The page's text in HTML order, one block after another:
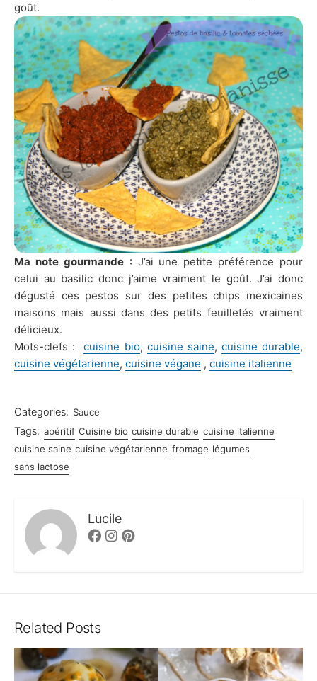
goût.
Ma note gourmande: J’ai une petite préférence pour
celui au basilic donc j’aime vraiment le goût. J’ai donc
dégusté ces pestos sur des petites chips mexicaines
maisons mais aussi dans des petits feuilletés vraiment
délicieux.
Mots-clefs :cuisine bio, cuisine saine, cuisine durable,
cuisine végétarienne, cuisine végane , cuisine italienne
Categories: Sauce
Tags: apéritif Cuisine bio cuisine durable cuisine italienne
cuisine saine cuisine végétarienne fromage légumes
sans lactose
Lucile
FacebookInstagram
Pinterest
Related Posts